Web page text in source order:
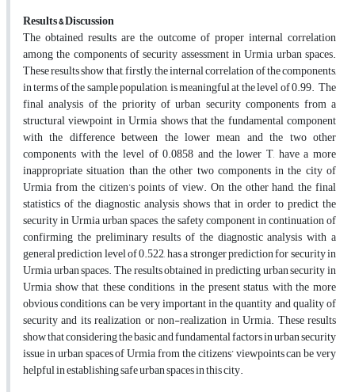
Results & Discussion
The obtained results are the outcome of proper internal correlation
among the components of security assessment in Urmia urban spaces.
These results show that, firstly, the internal correlation of the components,
in terms of the sample population, is meaningful at the level of 0.99. The
final analysis of the priority of urban security components from a
structural viewpoint in Urmia shows that the fundamental component
with the difference between the lower mean and the two other
components with the level of 0.0858 and the lower T, have a more
inappropriate situation than the other two components in the city of
Urmia from the citizen’s points of view. On the other hand, the final
statistics of the diagnostic analysis shows that in order to predict the
security in Urmia urban spaces, the safety component in continuation of
confirming the preliminary results of the diagnostic analysis with a
general prediction level of 0.522, has a stronger prediction for security in
Urmia urban spaces. The results obtained in predicting urban security in
Urmia show that, these conditions, in the present status, with the more
obvious conditions, can be very important in the quantity and quality of
security and its realization or non-realization in Urmia. These results
show that considering the basic and fundamental factors in urban security
issue in urban spaces of Urmia from the citizens’ viewpoints can be very
helpful in establishing safe urban spaces in this city.